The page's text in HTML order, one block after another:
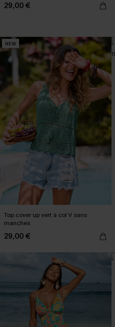
29,00 €
NEW
Top cover up vert à col V sans
manches
29,00 €